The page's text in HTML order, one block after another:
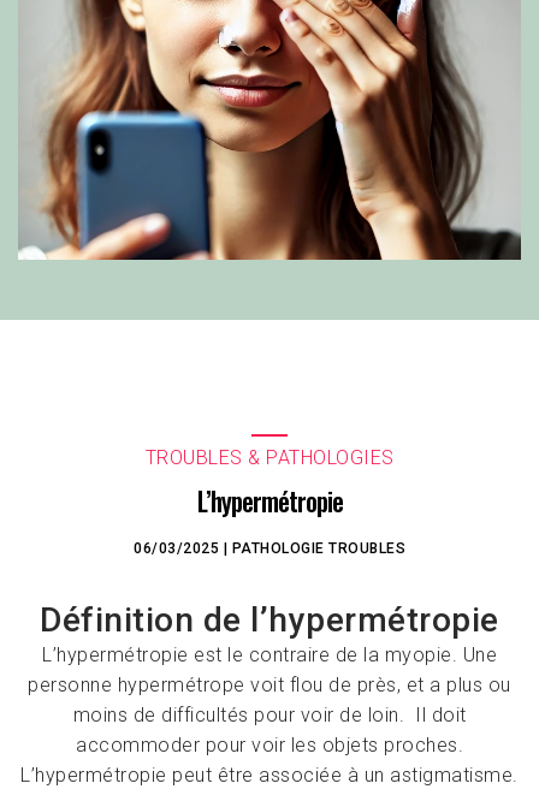
TROUBLES & PATHOLOGIES
L’hypermétropie
06/03/2025 | PATHOLOGIE TROUBLES
Définition de l’hypermétropie
L’hypermétropie est le contraire de la myopie. Une
personne hypermétrope voit flou de près, et a plus ou
moins de difficultés pour voir de loin. Il doit
accommoder pour voir les objets proches.
L’hypermétropie peut être associée à un astigmatisme.